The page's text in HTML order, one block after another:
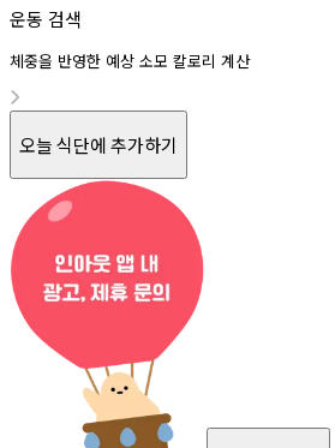
운동 검색
체중을 반영한 예상 소모 칼로리 계산
오늘 식단에 추가하기